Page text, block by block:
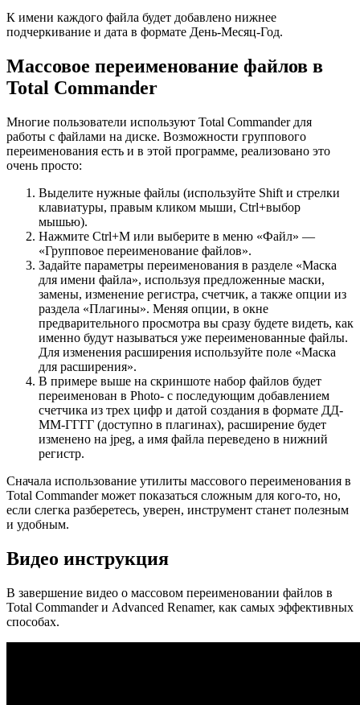
К имени каждого файла будет добавлено нижнее
подчеркивание и дата в формате День-Месяц-Год.
Массовое переименование файлов в
Total Commander
Многие пользователи используют Total Commander для
работы с файлами на диске. Возможности группового
переименования есть и в этой программе, реализовано это
очень просто:
Выделите нужные файлы (используйте Shift и стрелки
клавиатуры, правым кликом мыши, Ctrl+выбор
мышью).
Нажмите Ctrl+M или выберите в меню «Файл» —
«Групповое переименование файлов».
Задайте параметры переименования в разделе «Маска
для имени файла», используя предложенные маски,
замены, изменение регистра, счетчик, а также опции из
раздела «Плагины». Меняя опции, в окне
предварительного просмотра вы сразу будете видеть, как
именно будут называться уже переименованные файлы.
Для изменения расширения используйте поле «Маска
для расширения».
В примере выше на скриншоте набор файлов будет
переименован в Photo- с последующим добавлением
счетчика из трех цифр и датой создания в формате ДД-
ММ-ГГГГ (доступно в плагинах), расширение будет
изменено на jpeg, а имя файла переведено в нижний
регистр.
Сначала использование утилиты массового переименования в
Total Commander может показаться сложным для кого-то, но,
если слегка разберетесь, уверен, инструмент станет полезным
и удобным.
Видео инструкция
В завершение видео о массовом переименовании файлов в
Total Commander и Advanced Renamer, как самых эффективных
способах.